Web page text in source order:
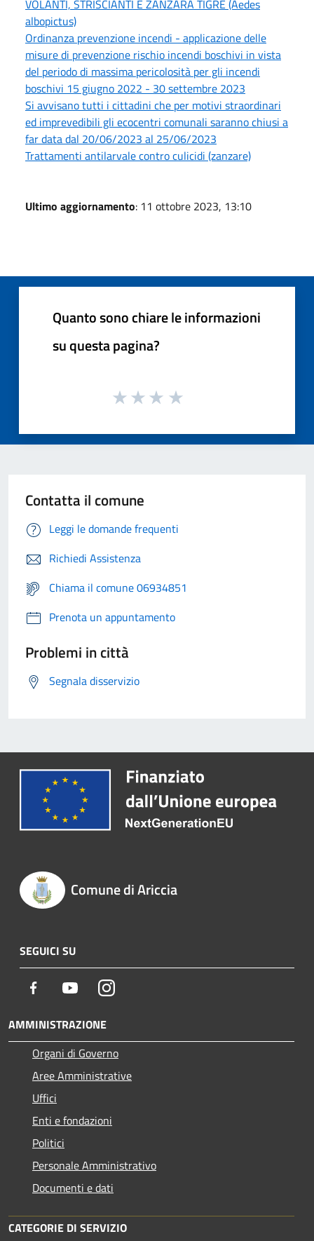
VOLANTI, STRISCIANTI E ZANZARA TIGRE (Aedes
albopictus)
Ordinanza prevenzione incendi - applicazione delle
misure di prevenzione rischio incendi boschivi in vista
del periodo di massima pericolosità per gli incendi
boschivi 15 giugno 2022 - 30 settembre 2023
Si avvisano tutti i cittadini che per motivi straordinari
ed imprevedibili gli ecocentri comunali saranno chiusi a
far data dal 20/06/2023 al 25/06/2023
Trattamenti antilarvale contro culicidi (zanzare)
Ultimo aggiornamento: 11 ottobre 2023, 13:10
Quanto sono chiare le informazioni
su questa pagina?
Contatta il comune
Leggi le domande frequenti
Richiedi Assistenza
Chiama il comune 06934851
Prenota un appuntamento
Problemi in città
Segnala disservizio
Comune di Ariccia
SEGUICI SU
Facebook YoutubeInstagram
AMMINISTRAZIONE
Organi di Governo
Aree Amministrative
Uffici
Enti e fondazioni
Politici
Personale Amministrativo
Documenti e dati
CATEGORIE DI SERVIZIO